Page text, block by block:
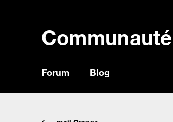
Communauté
Forum Blog